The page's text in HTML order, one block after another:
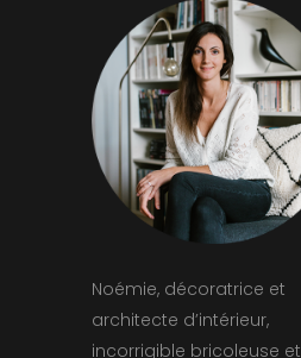
Noémie, décoratrice et
architecte d’intérieur,
incorrigible bricoleuse et